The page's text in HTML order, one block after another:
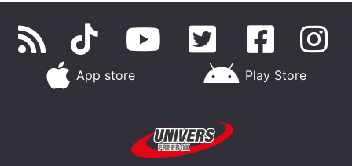
App store Play Store